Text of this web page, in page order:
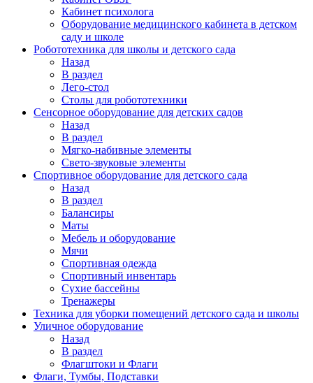
Кабинет психолога
Оборудование медицинского кабинета в детском
саду и школе
Робототехника для школы и детского сада
Назад
В раздел
Лего-стол
Столы для робототехники
Сенсорное оборудование для детских садов
Назад
В раздел
Мягко-набивные элементы
Свето-звуковые элементы
Спортивное оборудование для детского сада
Назад
В раздел
Балансиры
Маты
Мебель и оборудование
Мячи
Спортивная одежда
Спортивный инвентарь
Сухие бассейны
Тренажеры
Техника для уборки помещений детского сада и школы
Уличное оборудование
Назад
В раздел
Флагштоки и Флаги
Флаги, Тумбы, Подставки